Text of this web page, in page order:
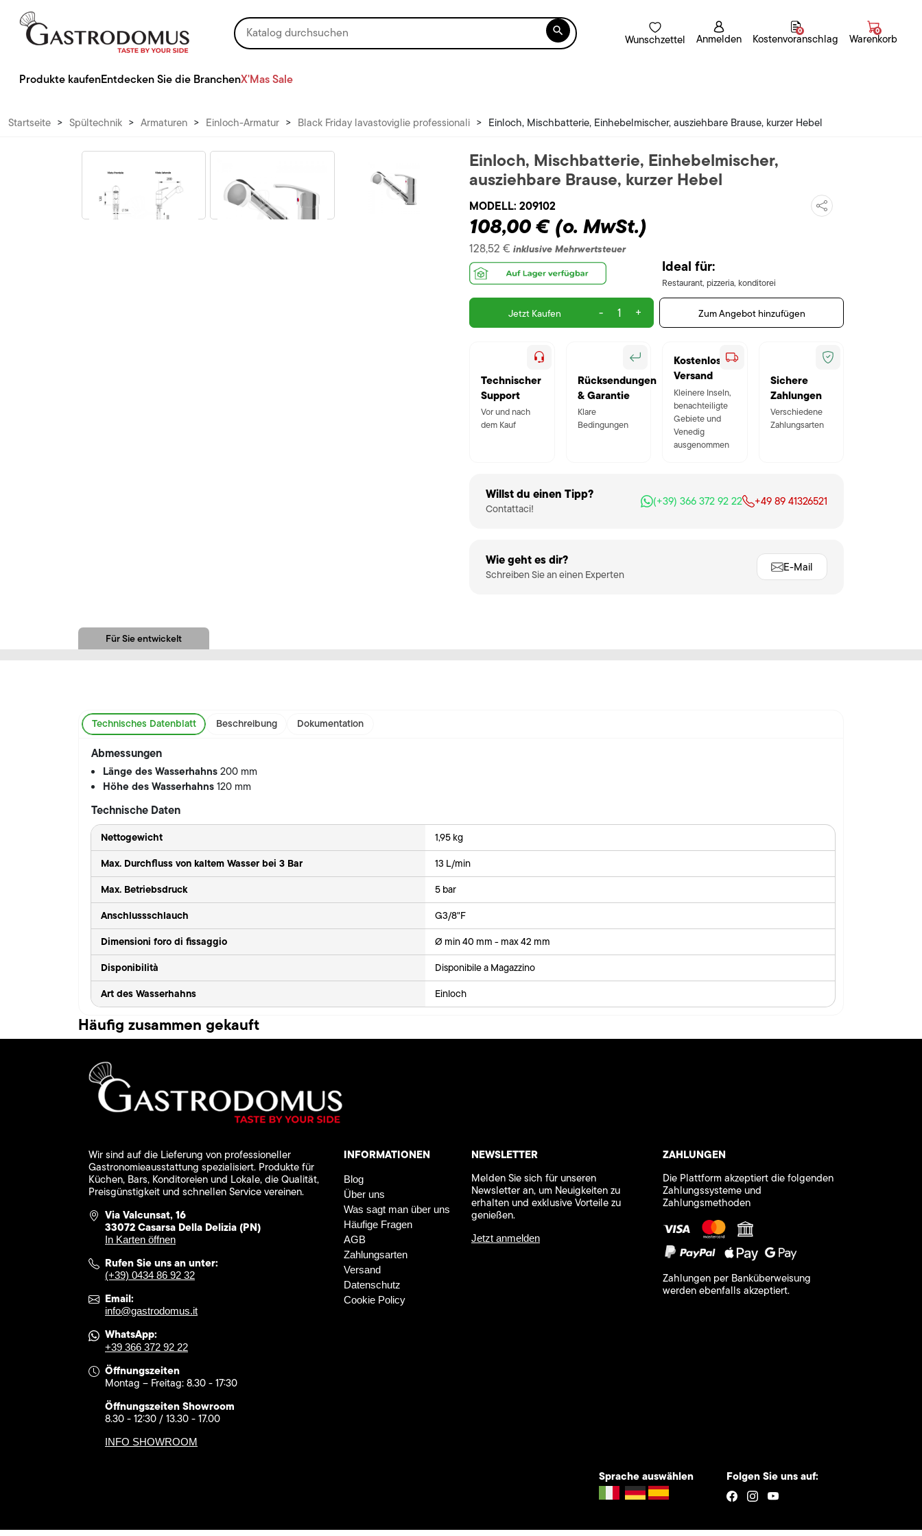

Wunschzettel Anmelden Kostenvoranschlag
0
Warenkorb
0
Produkte kaufenEntdecken Sie die BranchenX'Mas Sale
Startseite > Spültechnik > Armaturen > Einloch-Armatur > Black Friday lavastoviglie professionali > Einloch, Mischbatterie, Einhebelmischer, ausziehbare Brause, kurzer Hebel
Einloch, Mischbatterie, Einhebelmischer,
ausziehbare Brause, kurzer Hebel
MODELL: 209102
108,00 € (o. MwSt.)
128,52 € inklusive Mehrwertsteuer
Ideal für:
Restaurant, pizzeria, konditorei
Jetzt Kaufen - + Zum Angebot hinzufügen
Technischer
Support
Vor und nach
dem Kauf
Rücksendungen
& Garantie
Klare
Bedingungen
Kostenloser
Versand
Kleinere Inseln,
benachteiligte
Gebiete und
Venedig
ausgenommen
Sichere
Zahlungen
Verschiedene
Zahlungsarten
Willst du einen Tipp?
Contattaci!
(+39) 366 372 92 22 +49 89 41326521
Wie geht es dir?
Schreiben Sie an einen Experten
E-Mail
Für Sie entwickelt
Technisches Datenblatt Beschreibung Dokumentation
Abmessungen
Länge des Wasserhahns200 mm
Höhe des Wasserhahns120 mm
Technische Daten
Nettogewicht 1,95 kg
Max. Durchfluss von kaltem Wasser bei 3 Bar 13 L/min
Max. Betriebsdruck 5 bar
Anschlussschlauch G3/8"F
Dimensioni foro di fissaggio Ø min 40 mm - max 42 mm
Disponibilità Disponibile a Magazzino
Art des Wasserhahns Einloch
Häufig zusammen gekauft
Wir sind auf die Lieferung von professioneller
Gastronomieausstattung spezialisiert. Produkte für
Küchen, Bars, Konditoreien und Lokale, die Qualität,
Preisgünstigkeit und schnellen Service vereinen.
Via Valcunsat, 16
33072 Casarsa Della Delizia (PN)
In Karten öffnen
Rufen Sie uns an unter:
(+39) 0434 86 92 32
Email:
info@gastrodomus.it
WhatsApp:
+39 366 372 92 22
Öffnungszeiten
Montag – Freitag: 8.30 - 17:30
Öffnungszeiten Showroom
8.30 - 12:30 / 13.30 - 17.00
INFO SHOWROOM
INFORMATIONEN
Blog
Über uns
Was sagt man über uns
Häufige Fragen
AGB
Zahlungsarten
Versand
Datenschutz
Cookie Policy
NEWSLETTER
Melden Sie sich für unseren
Newsletter an, um Neuigkeiten zu
erhalten und exklusive Vorteile zu
genießen.
Jetzt anmelden
ZAHLUNGEN
Die Plattform akzeptiert die folgenden
Zahlungssysteme und
Zahlungsmethoden
Zahlungen per Banküberweisung
werden ebenfalls akzeptiert.
Sprache auswählen Folgen Sie uns auf: